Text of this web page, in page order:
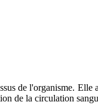
de l'organisme.
de la circulation